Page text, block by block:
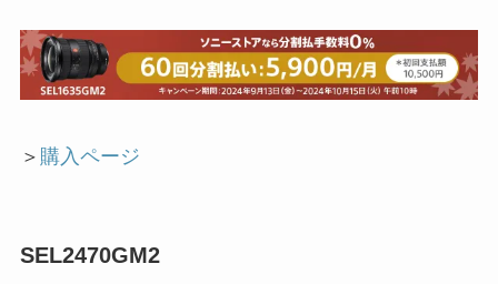
＞ 購入ページ
SEL2470GM2